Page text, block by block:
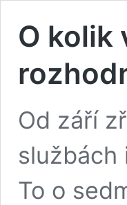
O kolik
Od září
službách
To o